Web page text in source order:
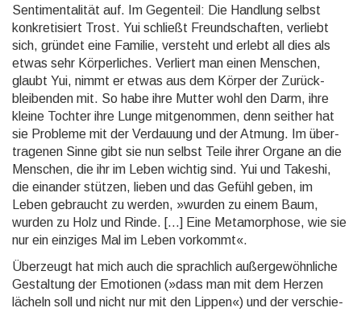
Sentimen­talität auf. Im Gegenteil: Die Handlung selbst
konkre­tisiert Trost. Yui schließt Freund­schaften, verliebt
sich, gründet eine Familie, versteht und erlebt all dies als
etwas sehr Körper­liches. Verliert man einen Menschen,
glaubt Yui, nimmt er etwas aus dem Körper der Zurück­
bleiben­den mit. So habe ihre Mutter wohl den Darm, ihre
kleine Tochter ihre Lunge mitge­nommen, denn seither hat
sie Probleme mit der Verdauung und der Atmung. Im über­
tragenen Sinne gibt sie nun selbst Teile ihrer Organe an die
Menschen, die ihr im Leben wichtig sind. Yui und Takeshi,
die einander stützen, lieben und das Gefühl geben, im
Leben gebraucht zu werden, »wurden zu einem Baum,
wurden zu Holz und Rinde. […] Eine Metamor­phose, wie sie
nur ein einziges Mal im Leben vorkommt«.
Überzeugt hat mich auch die sprachlich außer­gewöhn­liche
Gestal­tung der Emo­tionen (»dass man mit dem Herzen
lächeln soll und nicht nur mit den Lippen«) und der verschie­